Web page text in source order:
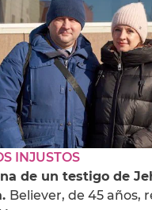
INJUSTOS
de un testigo de
Believer, de 45 años,